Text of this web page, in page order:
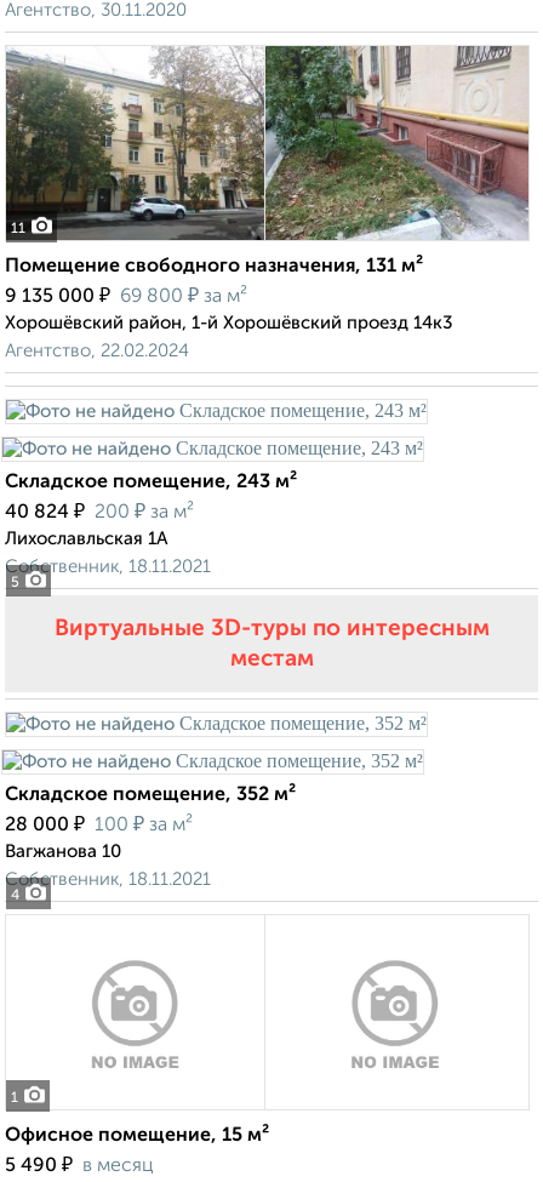
Агентство, 30.11.2020
11
Помещение свободного назначения, 131 м²
9 135 000 ₽ 69 800 ₽ за м²
Хорошёвский район, 1-й Хорошёвский проезд 14к3
Агентство, 22.02.2024
5
Складское помещение, 243 м²
40 824 ₽ 200 ₽ за м²
Лихославльская 1А
Собственник, 18.11.2021
Виртуальные 3D-туры по интересным
местам
4
Складское помещение, 352 м²
28 000 ₽ 100 ₽ за м²
Вагжанова 10
Собственник, 18.11.2021
1
Офисное помещение, 15 м²
5 490 ₽ в месяц